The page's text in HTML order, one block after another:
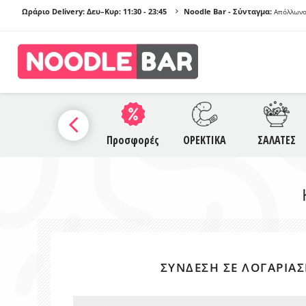
Ωράριο Delivery: Δευ–Κυρ: 11:30 - 23:45 Noodle Bar - Σύνταγμα:
SAUCES Προσφορές ΟΡΕΚΤΙΚΑ ΣΑΛΑΤΕΣ
ΣΎΝΔΕΣΗ ΣΕ